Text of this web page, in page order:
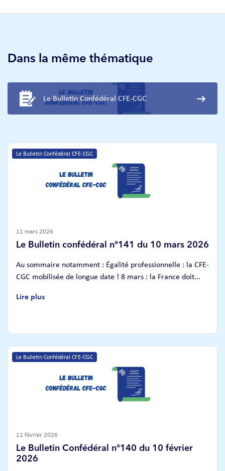
Dans la même thématique
Le Bulletin Confédéral CFE-CGC
Le Bulletin Confédéral CFE-CGC
11 mars 2026
Le Bulletin confédéral n°141 du 10 mars 2026
Au sommaire notamment : Égalité professionnelle : la CFE-
CGC mobilisée de longue date ! 8 mars : la France doit...
Lire plus
Le Bulletin Confédéral CFE-CGC
11 février 2026
Le Bulletin Confédéral n°140 du 10 février
2026